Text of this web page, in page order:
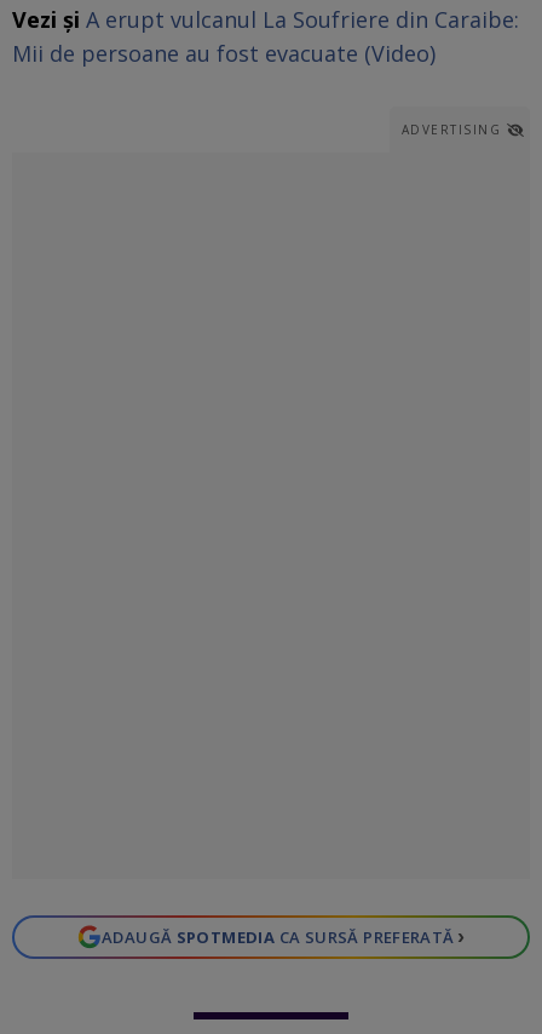
Vezi și A erupt vulcanul La Soufriere din Caraibe:
Mii de persoane au fost evacuate (Video)
ADVERTISING
ADAUGĂ SPOTMEDIA CA SURSĂ PREFERATĂ ›